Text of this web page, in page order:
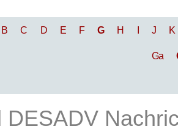
B C D E F G H I J K
Ga
DESADV